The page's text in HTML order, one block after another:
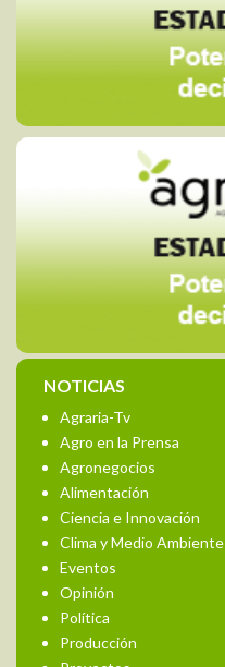
NOTICIAS
Agraria-Tv
Agro en la Prensa
Agronegocios
Alimentación
Ciencia e Innovación
Clima y Medio Ambiente
Eventos
Opinión
Política
Producción